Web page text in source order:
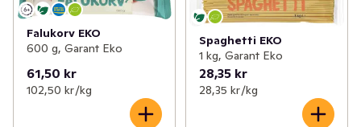
Falukorv EKO
600 g, Garant Eko
61,50 kr
102,50 kr /kg
Spaghetti EKO
1 kg, Garant Eko
28,35 kr
28,35 kr /kg